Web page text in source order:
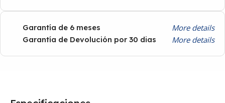
Garantía de 6 meses More details
Garantía de Devolución por 30 dias More details